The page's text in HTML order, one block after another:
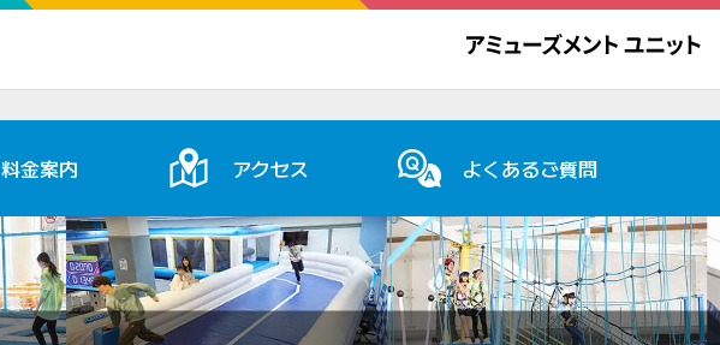
料金案内 アクセス よくあるご質問